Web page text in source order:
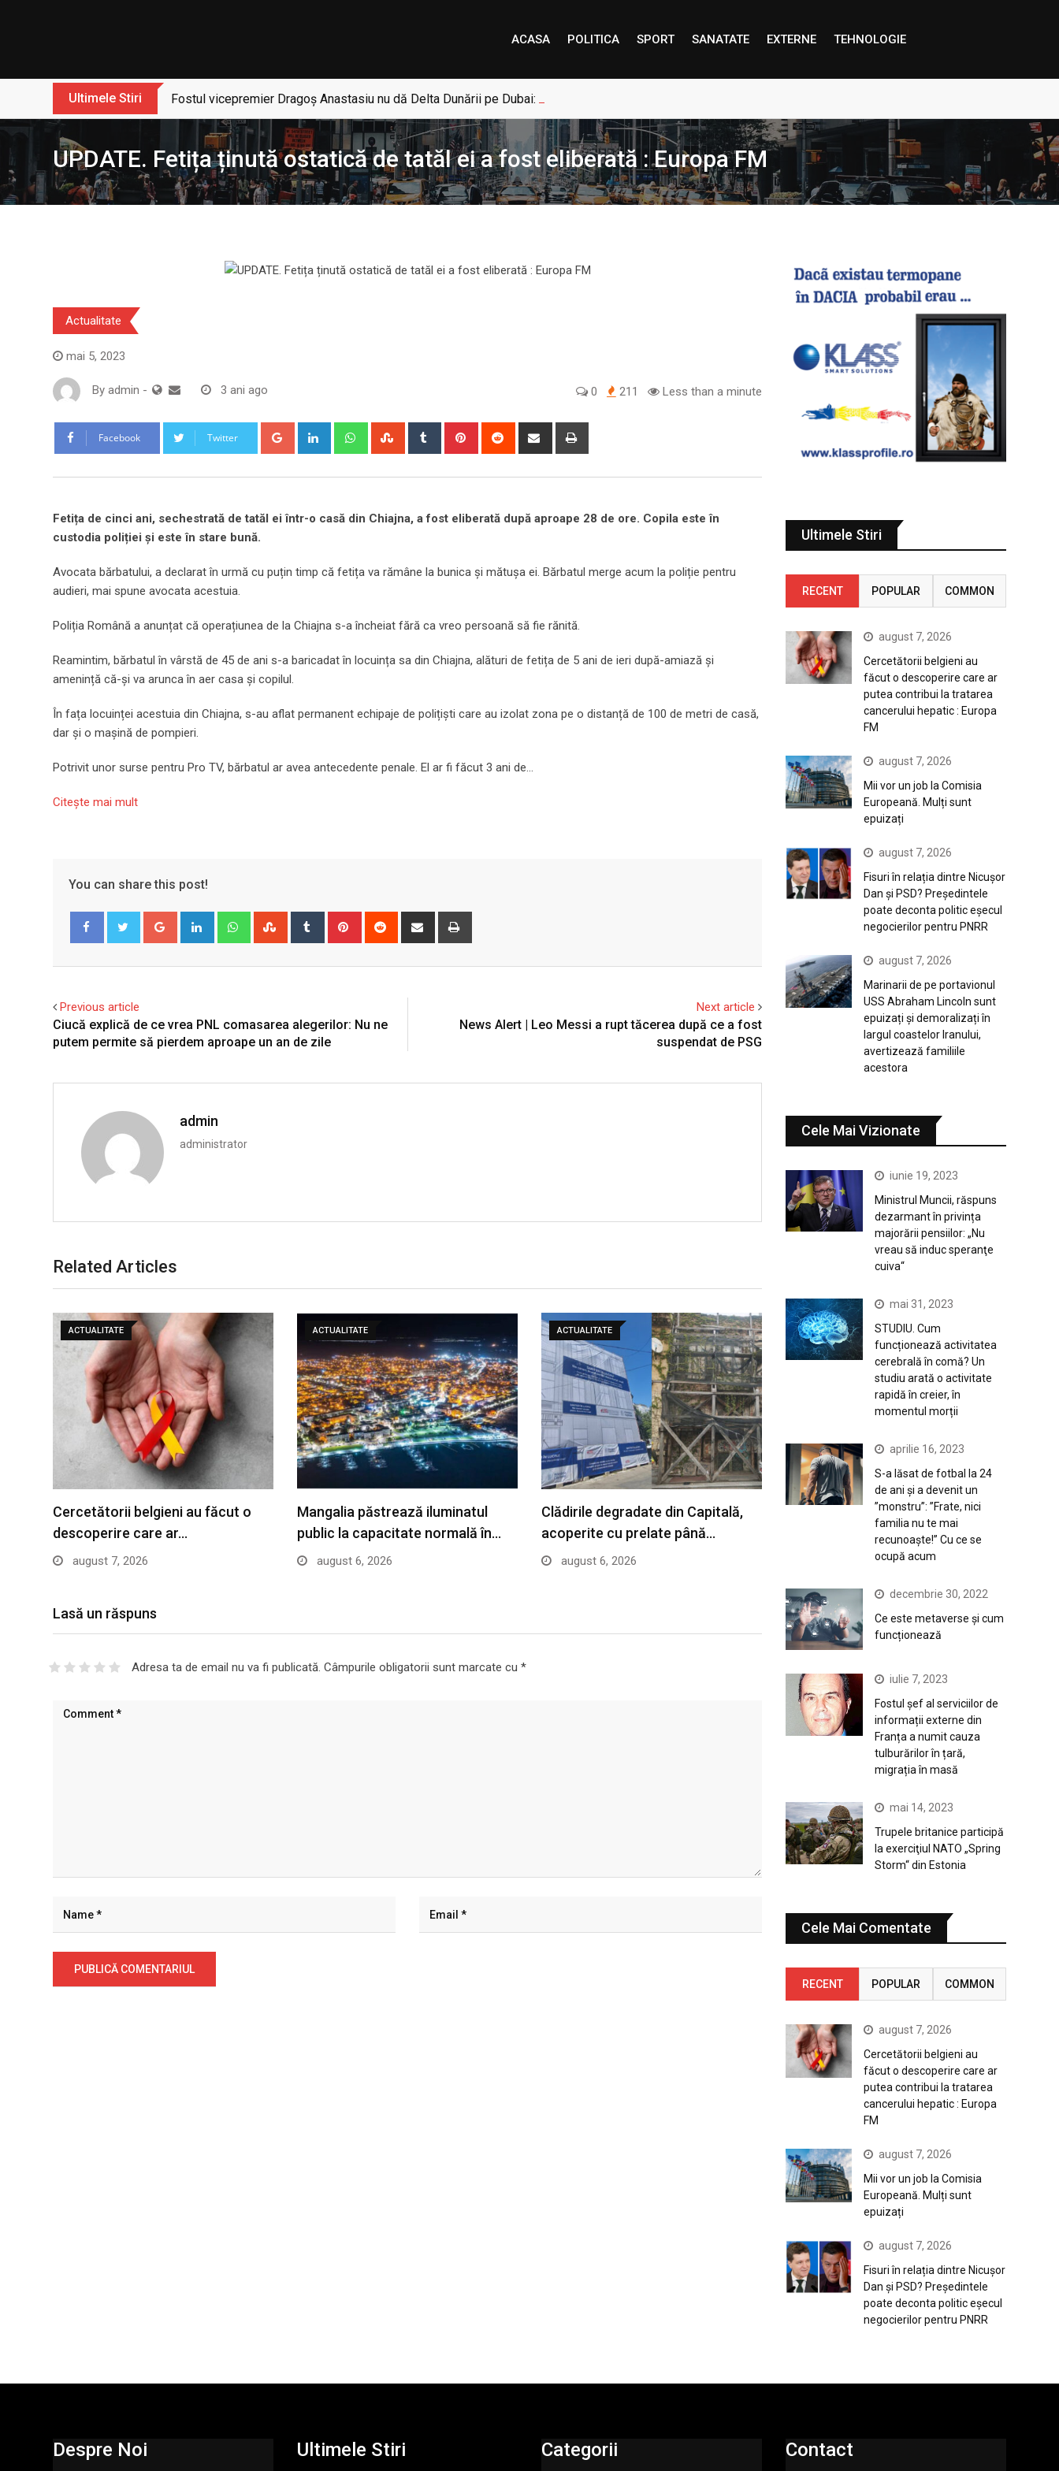
ACASA POLITICA SPORT SANATATE EXTERNE TEHNOLOGIE
Ultimele Stiri Fostul vicepremier Dragoș Anastasiu nu dă Delta Dunării pe Dubai: „Uneori, Paradisul este mai aproape decât credem”
UPDATE. Fetița ținută ostatică de tatăl ei a fost eliberată : Europa FM
Actualitate
mai 5, 2023
By admin - 3 ani ago 0 211 Less than a minute
Facebook Twitter Google+ LinkedIn WhatsappStumbleUpon
Tumblr Pinterest Reddit
Share
Fetița de cinci ani, sechestrată de tatăl ei într-o casă din Chiajna, a fost eliberată după aproape 28 de ore. Copila este în
custodia poliției și este în stare bună.
Avocata bărbatului, a declarat în urmă cu puțin timp că fetița va rămâne la bunica și mătușa ei. Bărbatul merge acum la poliție pentru
audieri, mai spune avocata acestuia.
Poliția Română a anunțat că operațiunea de la Chiajna s-a încheiat fără ca vreo persoană să fie rănită.
Reamintim, bărbatul în vârstă de 45 de ani s-a baricadat în locuința sa din Chiajna, alături de fetița de 5 ani de ieri după-amiază și
amenință că-și va arunca în aer casa și copilul.
În fața locuinței acestuia din Chiajna, s-au aflat permanent echipaje de polițiști care au izolat zona pe o distanță de 100 de metri de casă,
dar și o mașină de pompieri.
Potrivit unor surse pentru Pro TV, bărbatul ar avea antecedente penale. El ar fi făcut 3 ani de…
Citeşte mai mult
You can share this post!
Google+ LinkedIn WhatsappStumbleUpon
Tumblr Pinterest Reddit
Share
Previous article
Ciucă explică de ce vrea PNL comasarea alegerilor: Nu ne
putem permite să pierdem aproape un an de zile
Next article
News Alert | Leo Messi a rupt tăcerea după ce a fost
suspendat de PSG
admin
administrator
Related Articles
ACTUALITATE
Cercetătorii belgieni au făcut o
descoperire care ar…
august 7, 2026
ACTUALITATE
Mangalia păstrează iluminatul
public la capacitate normală în…
august 6, 2026
ACTUALITATE
Clădirile degradate din Capitală,
acoperite cu prelate până…
august 6, 2026
Lasă un răspuns
Adresa ta de email nu va fi publicată. Câmpurile obligatorii sunt marcate cu *
Ultimele Stiri
RECENT POPULAR COMMON
august 7, 2026
Cercetătorii belgieni au
făcut o descoperire care ar
putea contribui la tratarea
cancerului hepatic : Europa
FM
august 7, 2026
Mii vor un job la Comisia
Europeană. Mulți sunt
epuizați
august 7, 2026
Fisuri în relația dintre Nicușor
Dan și PSD? Președintele
poate deconta politic eșecul
negocierilor pentru PNRR
august 7, 2026
Marinarii de pe portavionul
USS Abraham Lincoln sunt
epuizați și demoralizați în
largul coastelor Iranului,
avertizează familiile
acestora
Cele Mai Vizionate
iunie 19, 2023
Ministrul Muncii, răspuns
dezarmant în privința
majorării pensiilor: „Nu
vreau să induc speranţe
cuiva“
mai 31, 2023
STUDIU. Cum
funcționează activitatea
cerebrală în comă? Un
studiu arată o activitate
rapidă în creier, în
momentul morții
aprilie 16, 2023
S-a lăsat de fotbal la 24
de ani și a devenit un
”monstru”: ”Frate, nici
familia nu te mai
recunoaște!” Cu ce se
ocupă acum
decembrie 30, 2022
Ce este metaverse și cum
funcționează
iulie 7, 2023
Fostul șef al serviciilor de
informații externe din
Franța a numit cauza
tulburărilor în țară,
migrația în masă
mai 14, 2023
Trupele britanice participă
la exerciţiul NATO „Spring
Storm“ din Estonia
Cele Mai Comentate
RECENT POPULAR COMMON
august 7, 2026
Cercetătorii belgieni au
făcut o descoperire care ar
putea contribui la tratarea
cancerului hepatic : Europa
FM
august 7, 2026
Mii vor un job la Comisia
Europeană. Mulți sunt
epuizați
august 7, 2026
Fisuri în relația dintre Nicușor
Dan și PSD? Președintele
poate deconta politic eșecul
negocierilor pentru PNRR
Despre Noi Ultimele Stiri Categorii Contact